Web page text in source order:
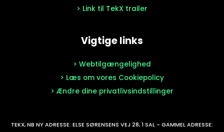
> Link til TekX trailer
Vigtige links
> Webtilgængelighed
> Læs om vores Cookiepolicy
> Ændre dine privatlivsindstillinger
TEKX, NB NY ADRESSE: ELSE SØRENSENS VEJ 28, 1 SAL - GAMMEL ADRESSE: